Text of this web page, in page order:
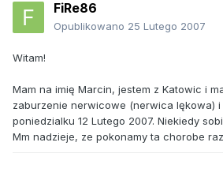
FiRe86
Opublikowano 25 Lutego 2007
Witam!
Mam na imię Marcin, jestem z Katowic i
zaburzenie nerwicowe (nerwica lękowa)
poniedzialku 12 Lutego 2007. Niekiedy
Mm nadzieje, ze pokonamy ta chorobe